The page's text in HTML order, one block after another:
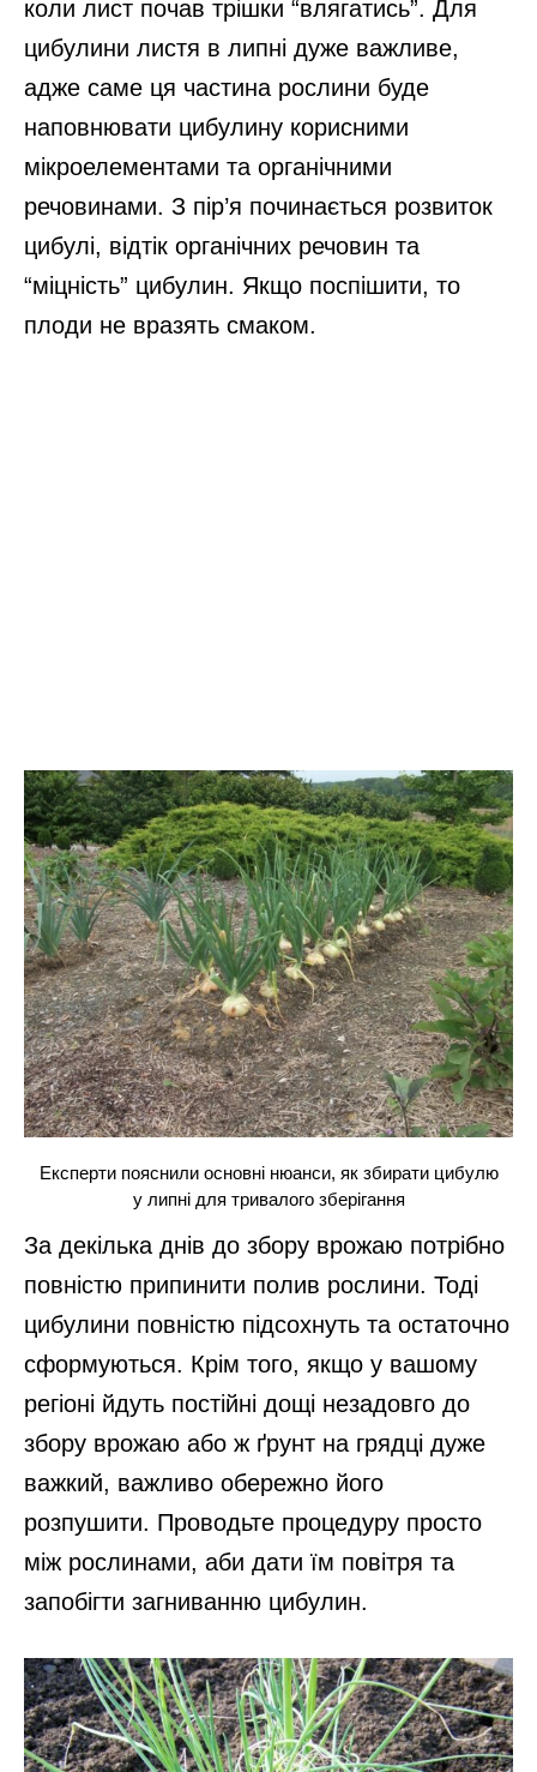
коли лист почав трішки “влягатись”. Для
цибулини листя в липні дуже важливе,
адже саме ця частина рослини буде
наповнювати цибулину корисними
мікроелементами та органічними
речовинами. З пір’я починається розвиток
цибулі, відтік органічних речовин та
“міцність” цибулин. Якщо поспішити, то
плоди не вразять смаком.
Експерти пояснили основні нюанси, як збирати цибулю
у липні для тривалого зберігання
За декілька днів до збору врожаю потрібно
повністю припинити полив рослини. Тоді
цибулини повністю підсохнуть та остаточно
сформуються. Крім того, якщо у вашому
регіоні йдуть постійні дощі незадовго до
збору врожаю або ж ґрунт на грядці дуже
важкий, важливо обережно його
розпушити. Проводьте процедуру просто
між рослинами, аби дати їм повітря та
запобігти загниванню цибулин.